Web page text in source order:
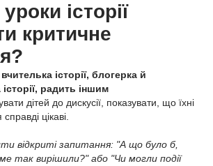
історії
критичне
історії, блогерка й
радить іншим
дітей до дискусії, показувати, що їхні
цікаві.
відкриті запитання: "А що було б,
так вирішили?" або "Чи могли події